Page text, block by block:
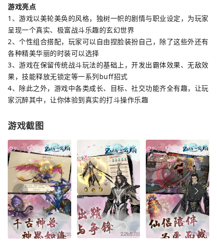
游戏亮点
1、游戏以美轮美奂的风格，独树一帜的剧情与职业设定，为玩家
呈现一个真实、极富战斗乐趣的玄幻世界
2、个性组合搭配，玩家可以自由捏脸装扮自己，除了这些外还有
各种精美华丽的时装可以选择
3、游戏在保留传统战斗玩法的基础上，开发出霸体效果、无敌效
果，技能释放无锁定等一系列buff招式
4、除此之外，游戏中各类成长、目标、社交功能齐全有趣，让玩
家沉醉其中，让你体验到真实的打斗操作乐趣
游戏截图